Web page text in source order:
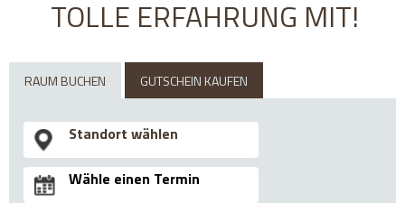
TOLLE ERFAHRUNG MIT!
RAUM BUCHEN GUTSCHEIN KAUFEN